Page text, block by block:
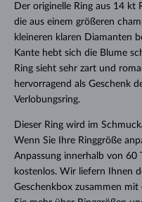
Der originelle Ring aus 14 kt
die aus einem größeren
kleineren klaren Diamanten
Kante hebt sich die Blume
Ring sieht sehr zart und
hervorragend als Geschenk
Verlobungsring.
Dieser Ring wird im
Wenn Sie Ihre Ringgröße
Anpassung innerhalb von 60
kostenlos. Wir liefern Ihnen
Geschenkbox zusammen